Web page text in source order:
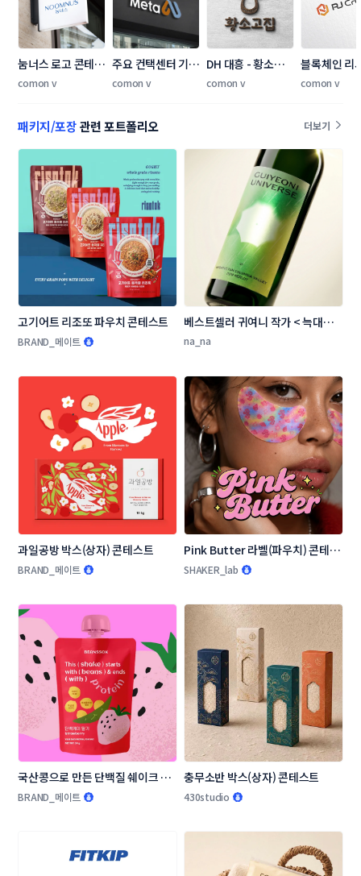
눔너스 로고 콘테스
트
comon v
주요 컨택센터 기업
CI 제작 의뢰
comon v
DH 대흥 - 황소고집
브랜드 로고 공모
comon v
블록체인 리
마케팅 회사
comon v
패키지/포장관련 포트폴리오 더보기
고기어트 리조또 파우치 콘테스트
BRAND_메이트
베스트셀러 귀여니 작가 < 늑대의
유혹 > 와인 라벨 디자인 콘테스트
na_na
과일공방 박스(상자) 콘테스트
BRAND_메이트
Pink Butter 라벨(파우치) 콘테스
트
SHAKER_lab
국산콩으로 만든 단백질 쉐이크 패
키지(파우치) 디자인 콘테스트
BRAND_메이트
충무소반 박스(상자) 콘테스트
430studio